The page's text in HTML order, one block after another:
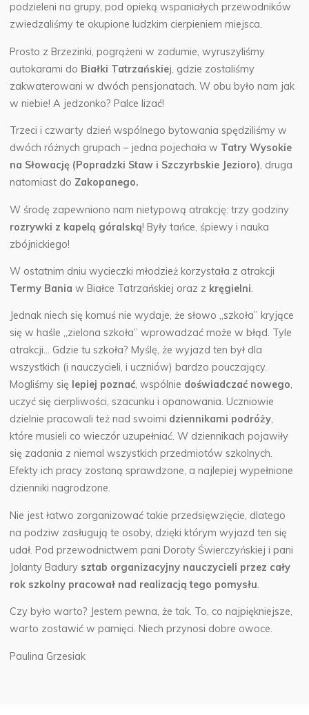
podzieleni na grupy, pod opieką wspaniałych przewodników
zwiedzaliśmy te okupione ludzkim cierpieniem miejsca.
Prosto z Brzezinki, pogrążeni w zadumie, wyruszyliśmy
autokarami do Białki Tatrzańskiej, gdzie zostaliśmy
zakwaterowani w dwóch pensjonatach. W obu było nam jak
w niebie! A jedzonko? Palce lizać!
Trzeci i czwarty dzień wspólnego bytowania spędziliśmy w
dwóch różnych grupach – jedna pojechała w Tatry Wysokie
na Słowację (Popradzki Staw i Szczyrbskie Jezioro), druga
natomiast do Zakopanego.
W środę zapewniono nam nietypową atrakcję: trzy godziny
rozrywki z kapelą góralską! Były tańce, śpiewy i nauka
zbójnickiego!
W ostatnim dniu wycieczki młodzież korzystała z atrakcji
Termy Bania w Białce Tatrzańskiej oraz z kręgielni.
Jednak niech się komuś nie wydaje, że słowo „szkoła” kryjące
się w haśle „zielona szkoła” wprowadzać może w błąd. Tyle
atrakcji… Gdzie tu szkoła? Myślę, że wyjazd ten był dla
wszystkich (i nauczycieli, i uczniów) bardzo pouczający.
Mogliśmy się lepiej poznać, wspólnie doświadczać nowego,
uczyć się cierpliwości, szacunku i opanowania. Uczniowie
dzielnie pracowali też nad swoimi dziennikami podróży,
które musieli co wieczór uzupełniać. W dziennikach pojawiły
się zadania z niemal wszystkich przedmiotów szkolnych.
Efekty ich pracy zostaną sprawdzone, a najlepiej wypełnione
dzienniki nagrodzone.
Nie jest łatwo zorganizować takie przedsięwzięcie, dlatego
na podziw zasługują te osoby, dzięki którym wyjazd ten się
udał. Pod przewodnictwem pani Doroty Świerczyńskiej i pani
Jolanty Badury sztab organizacyjny nauczycieli przez cały
rok szkolny pracował nad realizacją tego pomysłu.
Czy było warto? Jestem pewna, że tak. To, co najpiękniejsze,
warto zostawić w pamięci. Niech przynosi dobre owoce.
Paulina Grzesiak